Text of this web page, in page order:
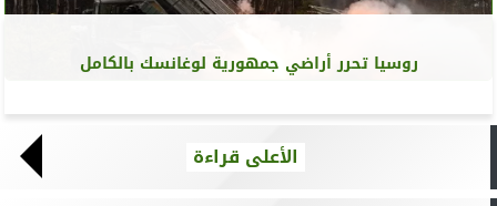
روسيا تحرر أراضي جمهورية لوغانسك بالكامل
الأعلى قراءة